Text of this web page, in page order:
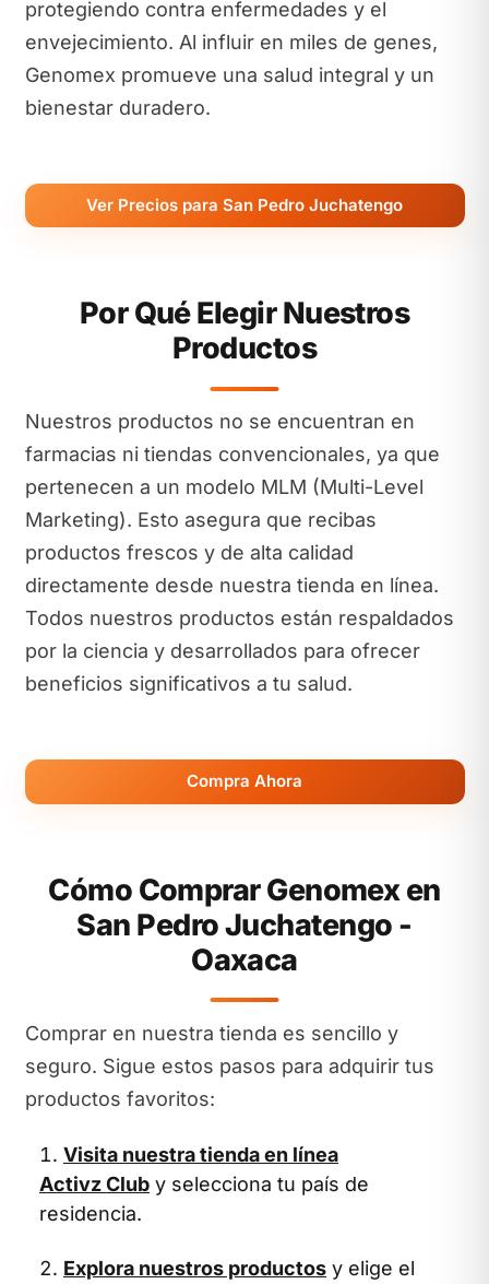
protegiendo contra enfermedades y el
envejecimiento. Al influir en miles de genes,
Genomex promueve una salud integral y un
bienestar duradero.
Ver Precios para San Pedro Juchatengo
Por Qué Elegir Nuestros
Productos
Nuestros productos no se encuentran en
farmacias ni tiendas convencionales, ya que
pertenecen a un modelo MLM (Multi-Level
Marketing). Esto asegura que recibas
productos frescos y de alta calidad
directamente desde nuestra tienda en línea.
Todos nuestros productos están respaldados
por la ciencia y desarrollados para ofrecer
beneficios significativos a tu salud.
Compra Ahora
Cómo Comprar Genomex en
San Pedro Juchatengo -
Oaxaca
Comprar en nuestra tienda es sencillo y
seguro. Sigue estos pasos para adquirir tus
productos favoritos:
Visita nuestra tienda en línea
Activz Club y selecciona tu país de
residencia.
Explora nuestros productos y elige el